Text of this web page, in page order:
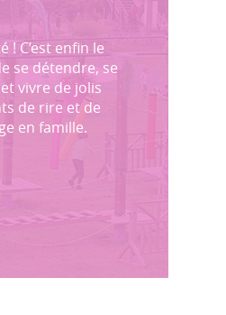
! C’est enfin le
se détendre, se
vivre de jolis
de rire et de
en famille.